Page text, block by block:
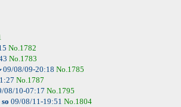
No.1782
No.1783
09/08/09-20:18 No.1785
No.1787
08/10-07:17 No.1795
so 09/08/11-19:51 No.1804